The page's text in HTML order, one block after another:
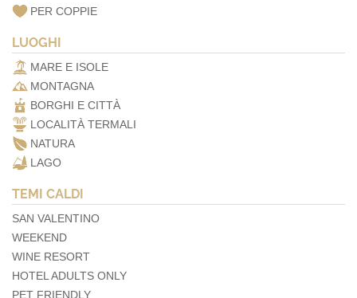
PER COPPIE
LUOGHI
MARE E ISOLE
MONTAGNA
BORGHI E CITTÀ
LOCALITÀ TERMALI
NATURA
LAGO
TEMI CALDI
SAN VALENTINO
WEEKEND
WINE RESORT
HOTEL ADULTS ONLY
PET FRIENDLY